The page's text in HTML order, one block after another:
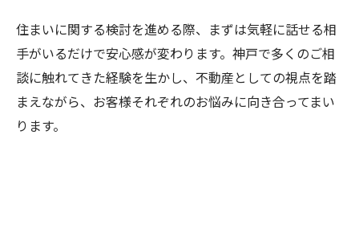
住まいに関する検討を進める際、まずは気軽に話せる相
手がいるだけで安心感が変わります。神戸で多くのご相
談に触れてきた経験を生かし、不動産としての視点を踏
まえながら、お客様それぞれのお悩みに向き合ってまい
ります。